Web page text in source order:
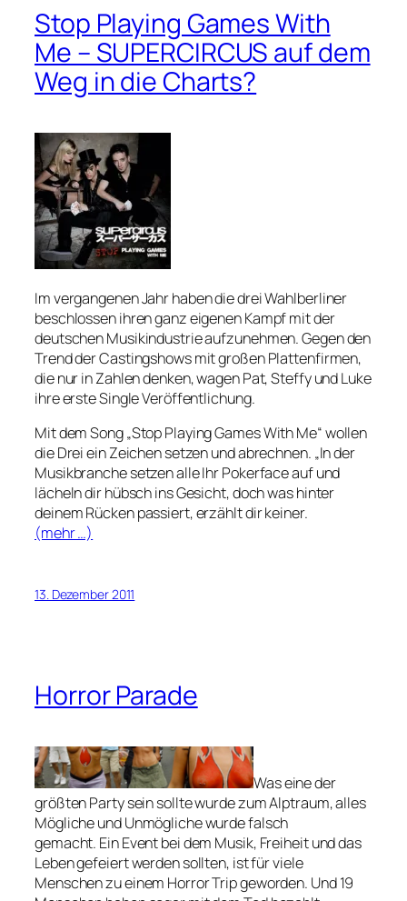
Stop Playing Games With
Me – SUPERCIRCUS auf dem
Weg in die Charts?
Im vergangenen Jahr haben die drei Wahlberliner
beschlossen ihren ganz eigenen Kampf mit der
deutschen Musikindustrie aufzunehmen. Gegen den
Trend der Castingshows mit großen Plattenfirmen,
die nur in Zahlen denken, wagen Pat, Steffy und Luke
ihre erste Single Veröffentlichung.
Mit dem Song „Stop Playing Games With Me“ wollen
die Drei ein Zeichen setzen und abrechnen. „In der
Musikbranche setzen alle Ihr Pokerface auf und
lächeln dir hübsch ins Gesicht, doch was hinter
deinem Rücken passiert, erzählt dir keiner.
(mehr …)
13. Dezember 2011
Horror Parade
Was eine der
größten Party sein sollte wurde zum Alptraum, alles
Mögliche und Unmögliche wurde falsch
gemacht. Ein Event bei dem Musik, Freiheit und das
Leben gefeiert werden sollten, ist für viele
Menschen zu einem Horror Trip geworden. Und 19